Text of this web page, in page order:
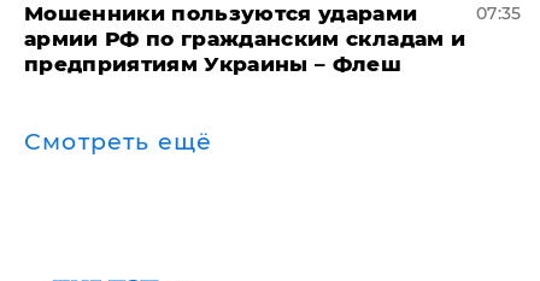
Мошенники пользуются ударами
армии РФ по гражданским складам и
предприятиям Украины – Флеш
07:35
Смотреть ещё